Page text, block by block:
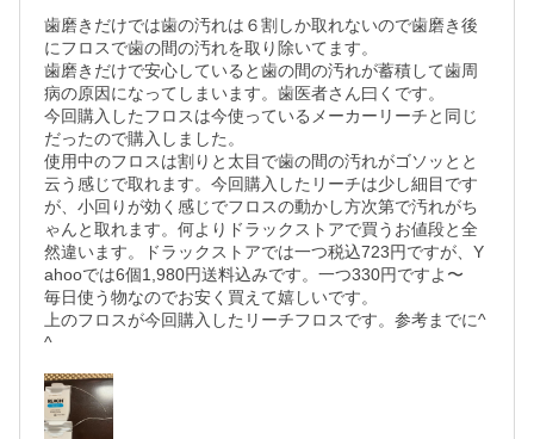
歯磨きだけでは歯の汚れは６割しか取れないので歯磨き後
にフロスで歯の間の汚れを取り除いてます。
歯磨きだけで安心していると歯の間の汚れが蓄積して歯周
病の原因になってしまいます。歯医者さん曰くです。
今回購入したフロスは今使っているメーカーリーチと同じ
だったので購入しました。
使用中のフロスは割りと太目で歯の間の汚れがゴソッとと
云う感じで取れます。今回購入したリーチは少し細目です
が、小回りが効く感じでフロスの動かし方次第で汚れがち
ゃんと取れます。何よりドラックストアで買うお値段と全
然違います。ドラックストアでは一つ税込723円ですが、Y
ahooでは6個1,980円送料込みです。一つ330円ですよ〜
毎日使う物なのでお安く買えて嬉しいです。
上のフロスが今回購入したリーチフロスです。参考までに^
^